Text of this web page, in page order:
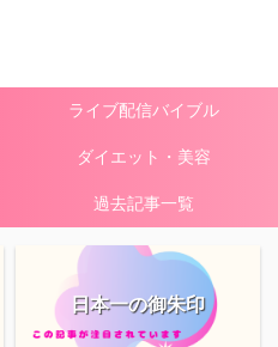
ライブ配信バイブル
ダイエット・美容
過去記事一覧
日本一の御朱印